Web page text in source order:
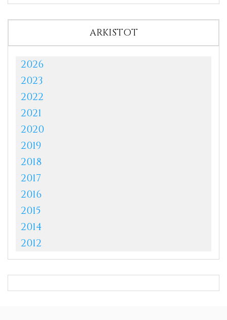
ARKISTOT
2026
2023
2022
2021
2020
2019
2018
2017
2016
2015
2014
2012